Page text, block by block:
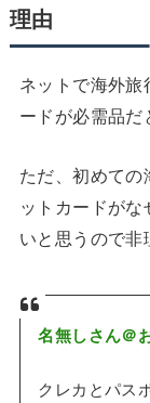
理由
ネットで海外旅
ードが必需品だ
ただ、初めての
ットカードが
いと思うので非
名無しさん＠
クレカとパス